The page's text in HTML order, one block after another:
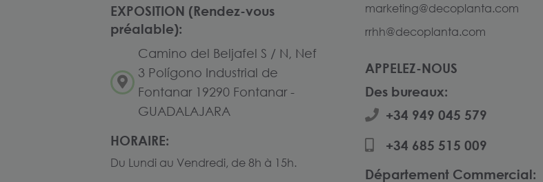
EXPOSITION (Rendez-vous
préalable):
Camino del Beljafel S / N, Nef
3 Polígono Industrial de
Fontanar 19290 Fontanar -
GUADALAJARA
HORAIRE:
Du Lundi au Vendredi, de 8h à 15h.
marketing@decoplanta.com
rrhh@decoplanta.com
APPELEZ-NOUS
Des bureaux:
+34 949 045 579
+34 685 515 009
Département Commercial: